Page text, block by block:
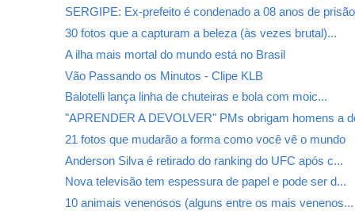
SERGIPE: Ex-prefeito é condenado a 08 anos de prisão
30 fotos que a capturam a beleza (às vezes brutal)...
A ilha mais mortal do mundo está no Brasil
Vão Passando os Minutos - Clipe KLB
Balotelli lança linha de chuteiras e bola com moic...
"APRENDER A DEVOLVER" PMs obrigam homens a
21 fotos que mudarão a forma como você vê o mundo
Anderson Silva é retirado do ranking do UFC após c...
Nova televisão tem espessura de papel e pode ser d...
10 animais venenosos (alguns entre os mais venenos...